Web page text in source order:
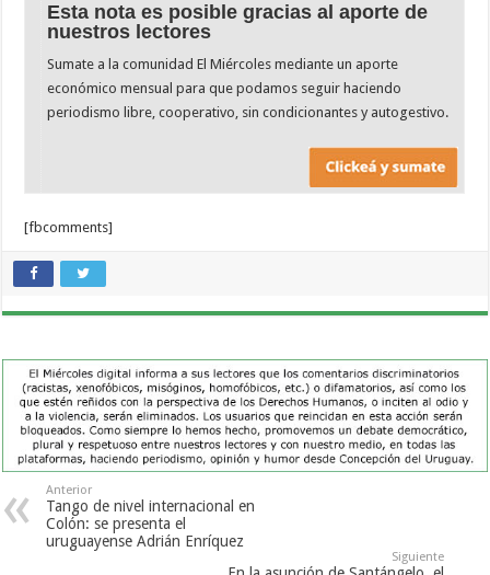
Esta nota es posible gracias al aporte de
nuestros lectores
Sumate a la comunidad El Miércoles mediante un aporte
económico mensual para que podamos seguir haciendo
periodismo libre, cooperativo, sin condicionantes y autogestivo.
[fbcomments]
Anterior
Tango de nivel internacional en
Colón: se presenta el
uruguayense Adrián Enríquez
Siguiente